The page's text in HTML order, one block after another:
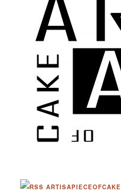
ARTISAPIECEOFCAKE